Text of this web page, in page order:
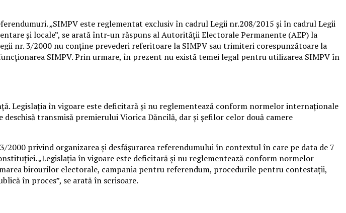
„SIMPV este reglementat exclusiv în cadrul Legii nr.208/2015 şi în cadrul Legii
şi locale”, se arată într-un răspuns al Autorităţii Electorale Permanente (AEP) la
nr. 3/2000 nu conţine prevederi referitoare la SIMPV sau trimiteri corespunzătoare la
SIMPV.Prin urmare, în prezent nu există temei legal pentru utilizarea SIMPV în
Legislaţia în vigoare este deficitară şi nu reglementează conform normelor internaţionale
transmisă premierului Viorica Dăncilă, dar şi şefilor celor două camere
privind organizarea şi desfăşurarea referendumului în contextul în care pe data de 7
„Legislaţia în vigoare este deficitară şi nu reglementează conform normelor
birourilor electorale, campania pentru referendum, procedurile pentru contestaţii,
în proces”, se arată în scrisoare.